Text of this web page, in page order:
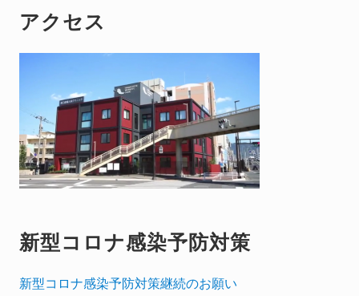
アクセス
新型コロナ感染予防対策
新型コロナ感染予防対策継続のお願い